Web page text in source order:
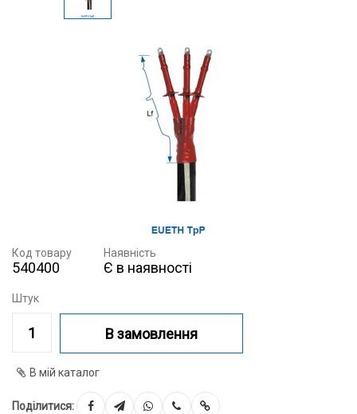
Код товару
540400
Наявність
Є в наявності
Штук
В замовлення
В мій каталог
Поділитися: